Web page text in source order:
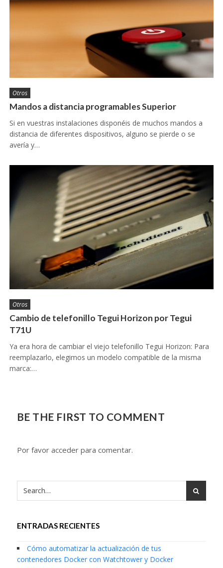
Otros
Mandos a distancia programables Superior
Si en vuestras instalaciones disponéis de muchos mandos a
distancia de diferentes dispositivos, alguno se pierde o se
avería y…
Otros
Cambio de telefonillo Tegui Horizon por Tegui
T71U
Ya era hora de cambiar el viejo telefonillo Tegui Horizon: Para
reemplazarlo, elegimos un modelo compatible de la misma
marca:…
BE THE FIRST TO COMMENT
Por favor acceder para comentar.
ENTRADAS RECIENTES
Cómo automatizar la actualización de tus
contenedores Docker con Watchtower y Docker